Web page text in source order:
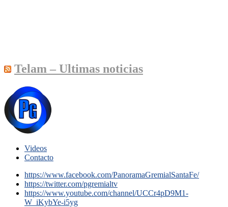
Telam – Ultimas noticias
Videos
Contacto
https://www.facebook.com/PanoramaGremialSantaFe/
https://twitter.com/pgremialtv
https://www.youtube.com/channel/UCCr4pD9M1-
W_iKybYe-i5yg